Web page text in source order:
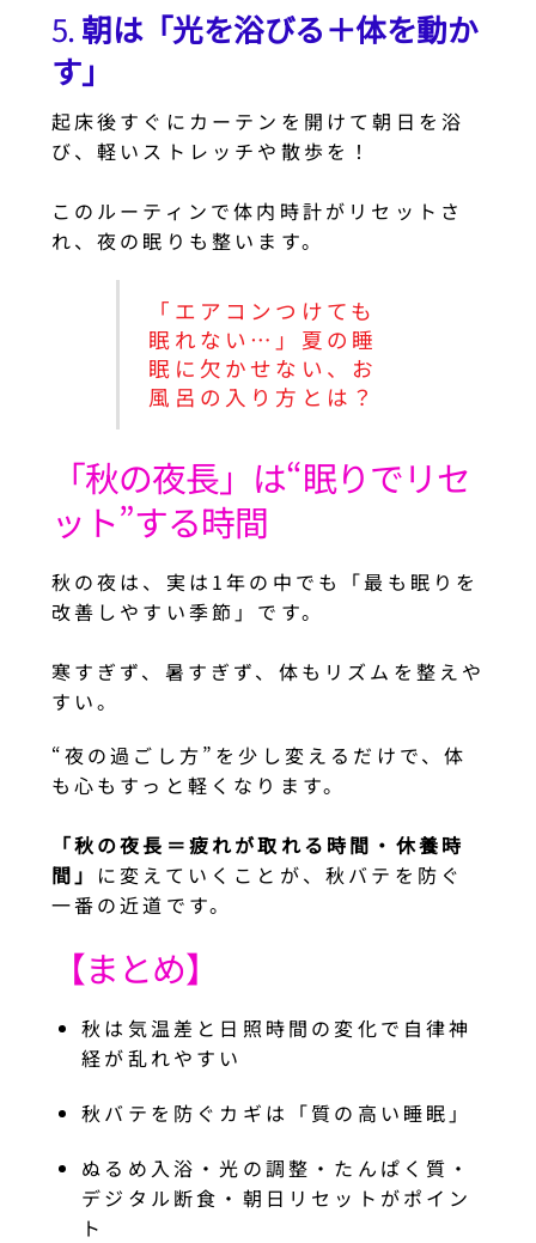
5.朝は「光を浴びる＋体を動か
す」
起床後すぐにカーテンを開けて朝日を浴
び、軽いストレッチや散歩を！
このルーティンで体内時計がリセットさ
れ、夜の眠りも整います。
「エアコンつけても
眠れない…」夏の睡
眠に欠かせない、お
風呂の入り方とは？
「秋の夜長」は“眠りでリセ
ット”する時間
秋の夜は、実は1年の中でも「最も眠りを
改善しやすい季節」です。
寒すぎず、暑すぎず、体もリズムを整えや
すい。
“夜の過ごし方”を少し変えるだけで、体
も心もすっと軽くなります。
「秋の夜長＝疲れが取れる時間・休養時
間」 に変えていくことが、秋バテを防ぐ
一番の近道です。
【まとめ】
秋は気温差と日照時間の変化で自律神
経が乱れやすい
秋バテを防ぐカギは「質の高い睡眠」
ぬるめ入浴・光の調整・たんぱく質・
デジタル断食・朝日リセットがポイン
ト